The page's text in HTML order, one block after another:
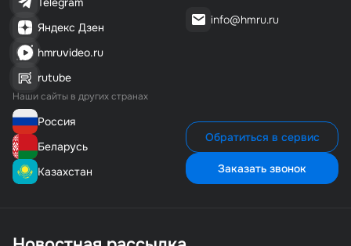
Яндекс Дзен
hmruvideo.ru
rutube
Наши сайты в других странах
Россия
Беларусь
Казахстан
info@hmru.ru
Обратиться в сервис
Заказать звонок